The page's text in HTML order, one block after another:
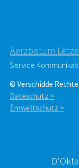
Äerzbistum
Service
© Verschidde
Dateschutz >
Ëmweltschutz >